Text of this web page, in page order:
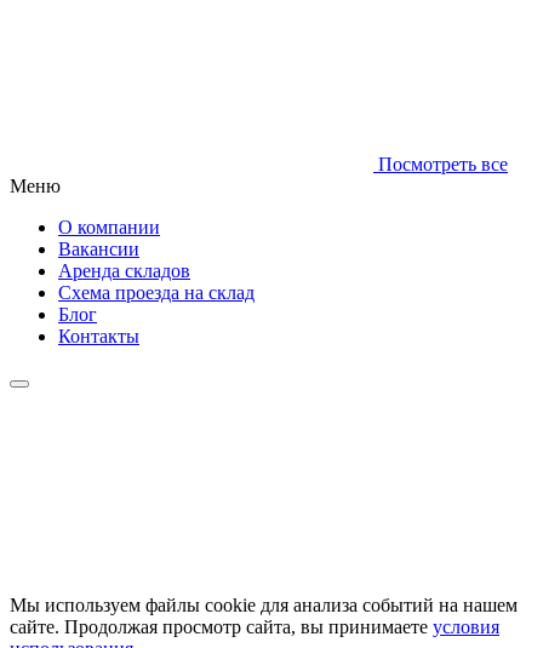
Посмотреть все
Меню
О компании
Вакансии
Аренда складов
Схема проезда на склад
Блог
Контакты
Мы используем файлы cookie для анализа событий на нашем
сайте. Продолжая просмотр сайта, вы принимаете условия